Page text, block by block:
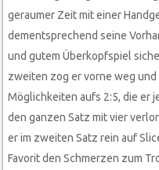
geraumer Zeit mit einer
dementsprechend seine
und gutem Überkopfspiel
zweiten zog er vorne weg
Möglichkeiten aufs 2:5, die er
den ganzen Satz mit vier
er im zweiten Satz rein auf
Favorit den Schmerzen zum